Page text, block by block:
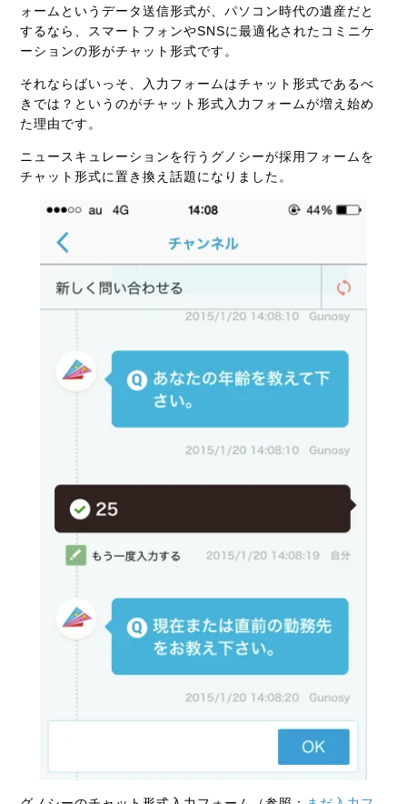
ォームというデータ送信形式が、パソコン時代の遺産だと
するなら、スマートフォンやSNSに最適化されたコミニケ
ーションの形がチャット形式です。
それならばいっそ、入力フォームはチャット形式であるべ
きでは？というのがチャット形式入力フォームが増え始め
た理由です。
ニュースキュレーションを行うグノシーが採用フォームを
チャット形式に置き換え話題になりました。